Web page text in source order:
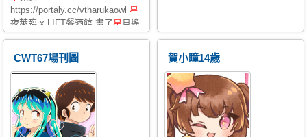
https://portaly.cc/vtharukaowl星
夜萊臨 x LIFT餐酒館 畫了星 見遙
2025/10/23(四) ✦LIFT
FOOD&DRINKS餐酒館(台北大安
區)
CWT67場刊圖 賀小瞳14歲